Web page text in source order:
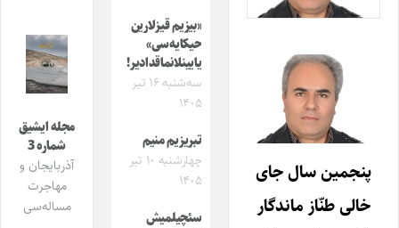
پنجمین سال جای
خالی طنّاز ماندگار
«بیزیم قیزلارین
حیکایه‌سی»
یایینلانماقدادیر!
سه‌شنبه ۱۶ تیر
۱۴۰۵
تبریزیم منیم
چهارشنبه ۱۰ تیر
۱۴۰۵
سئچیلمیش
مجله ایشیق
شماره 3
آذربایجان و
مهاجرت
مساله‌سی